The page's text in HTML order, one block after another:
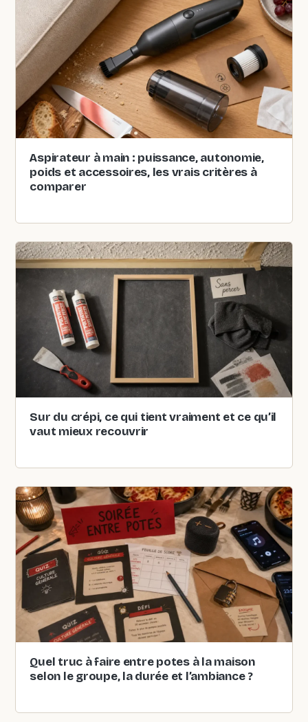
Aspirateur à main : puissance, autonomie,
poids et accessoires, les vrais critères à
comparer
Sur du crépi, ce qui tient vraiment et ce qu’il
vaut mieux recouvrir
Quel truc à faire entre potes à la maison
selon le groupe, la durée et l’ambiance ?